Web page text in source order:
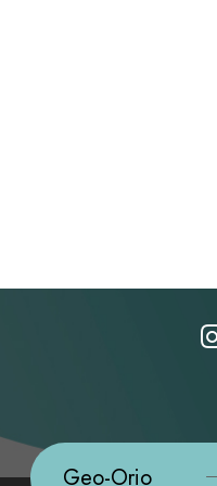
Geo-Orio